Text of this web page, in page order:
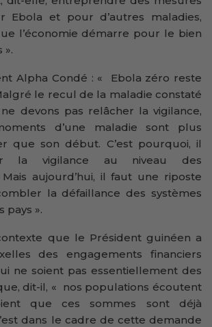
Ebola et pour d’autres maladies,
l’économie démarre pour le bien
».
Alpha Condé : « Ebola zéro reste
le recul de la maladie constaté
devons pas relâcher la vigilance,
d’une maladie sont plus
que son début. C’est pourquoi, il
la vigilance au niveau des
aujourd’hui, il faut une riposte
la défaillance des systèmes
pays ».
que le Président guinéen a
des engagements financiers
ne soient pas essentiellement des
dit-il, « nos populations écoutent
que ces sommes sont déjà
dans le cadre de cette demande